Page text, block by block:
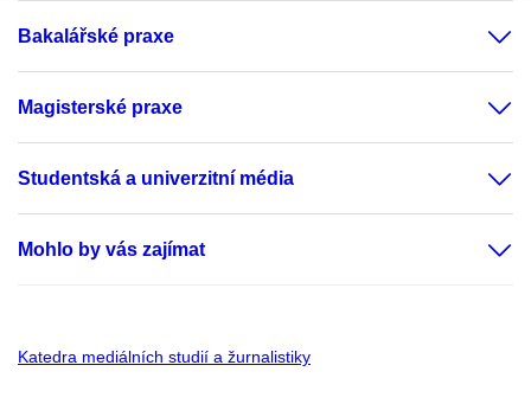
Bakalářské praxe
Magisterské praxe
Studentská a univerzitní média
Mohlo by vás zajímat
Katedra mediálních studií a žurnalistiky